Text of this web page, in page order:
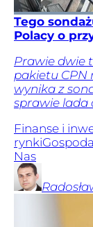
Tego
Polacy o
Prawie dwie
pakietu CPN
wynika z
sprawie lada
Finanse i
rynki
Nas